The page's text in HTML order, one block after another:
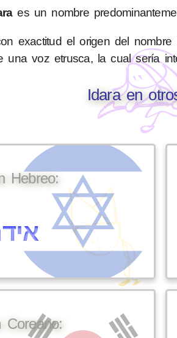
es un nombre
exactitud el origen del
una voz etrusca, la cual sería
Idara en
Hebreo:
Coreano: